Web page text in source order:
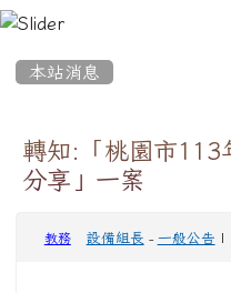
本站消息
轉知:「桃園市113
分享」一案
教務 設備組長 - 一般公告 |